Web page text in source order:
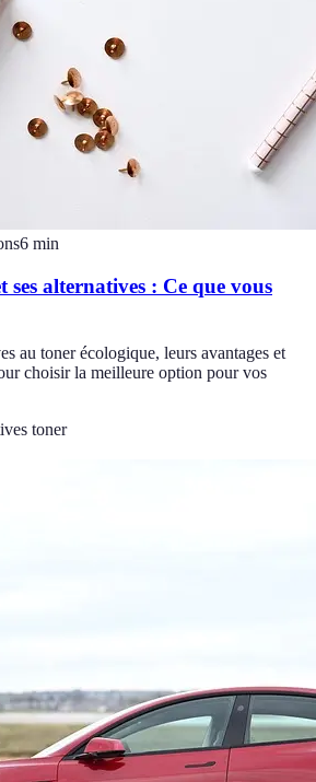
6 min
ses alternatives : Ce que vous
au toner écologique, leurs avantages et
choisir la meilleure option pour vos
toner